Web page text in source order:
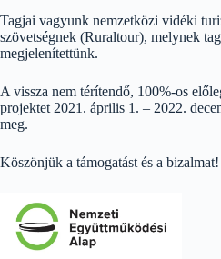
Tagjai vagyunk nemzetközi vidéki
szövetségnek (Ruraltour), melynek
megjelenítettünk.
A vissza nem térítendő, 100%-os
projektet 2021. április 1. – 2022.
meg.
Köszönjük a támogatást és a bizalmat!